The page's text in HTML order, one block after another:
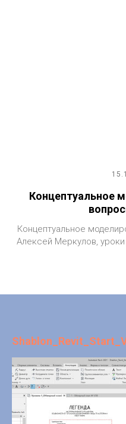
Концептуальное
Концептуальное
Алексей Меркулов,